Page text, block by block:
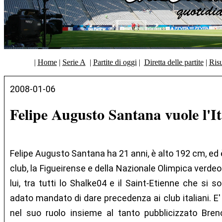
| Home| Serie A | Partite di oggi | Diretta delle partite|
2008-01-06
Felipe Augusto Santana vuole
Felipe Augusto Santana ha 21 anni, è alto 192 cm,
club, la Figueirense e della Nazionale Olimpica
lui, tra tutti lo Shalke04 e il Saint-Etienne che si
adato mandato di dare precedenza ai club italiani.
nel suo ruolo insieme al tanto pubblicizzato